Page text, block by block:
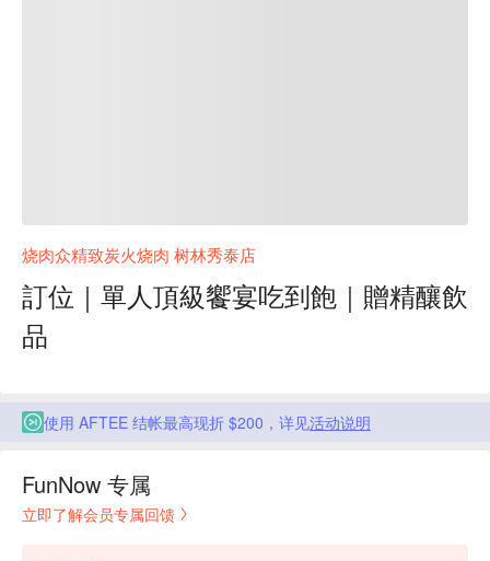
烧肉众精致炭火烧肉 树林秀泰店
訂位｜單人頂級饗宴吃到飽｜贈精釀飲
品
使用 AFTEE 结帐最高现折 $200，详见活动说明
FunNow 专属
立即了解会员专属回馈